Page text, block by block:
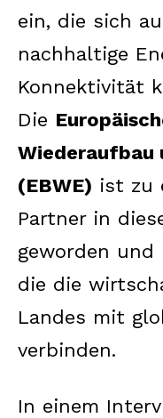
ein, die sich
nachhaltige
Konnektivität
Die
Wiederaufbau
(EBWE) ist zu
Partner in
geworden
die die
Landes mit
verbinden.
In einem